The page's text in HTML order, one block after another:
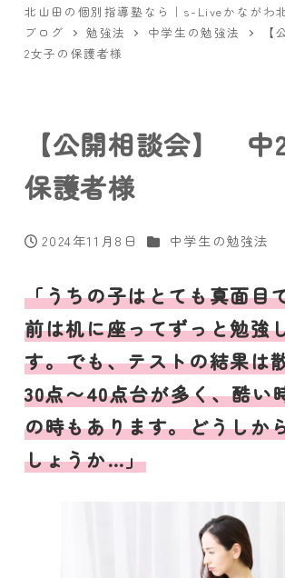
北山田の個別指導塾なら｜s-Liveかながわ
ブログ
勉強法 中学生の勉強法
2女子の保護者様
【公開相談会】 中
保護者様
投稿日
2024年11月8日 カテゴリー
中学生の勉強法
「うちの子はとても真面目
前は机に座ってずっと勉強
す。でも、テストの結果は
30点〜40点台が多く、酷い
の時もあります。どうしか
しょうか…」